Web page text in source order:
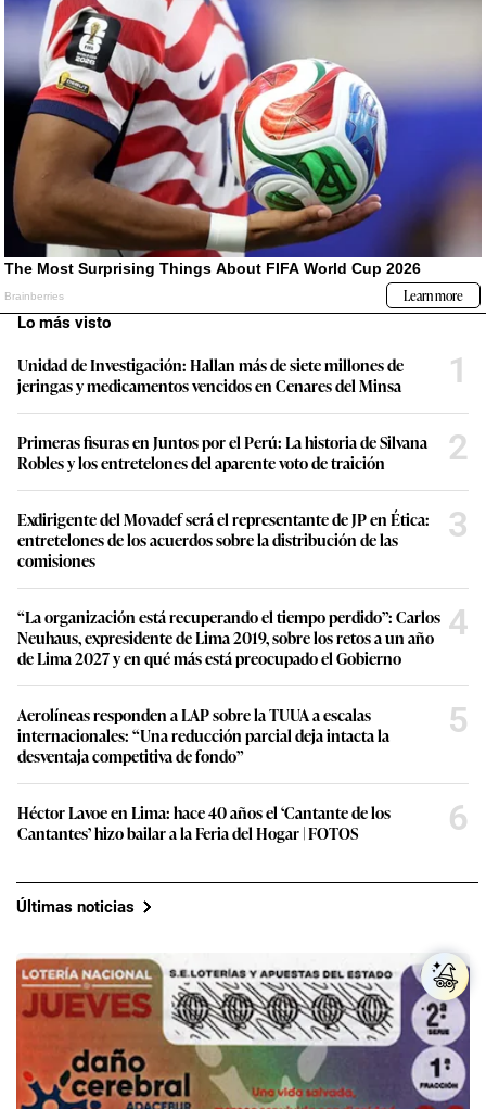
Lo más visto
Unidad de Investigación: Hallan más de siete millones de
jeringas y medicamentos vencidos en Cenares del Minsa
1
Primeras fisuras en Juntos por el Perú: La historia de Silvana
Robles y los entretelones del aparente voto de traición
2
Exdirigente del Movadef será el representante de JP en Ética:
entretelones de los acuerdos sobre la distribución de las
comisiones
3
“La organización está recuperando el tiempo perdido”: Carlos
Neuhaus, expresidente de Lima 2019, sobre los retos a un año
de Lima 2027 y en qué más está preocupado el Gobierno
4
Aerolíneas responden a LAP sobre la TUUA a escalas
internacionales: “Una reducción parcial deja intacta la
desventaja competitiva de fondo”
5
Héctor Lavoe en Lima: hace 40 años el ‘Cantante de los
Cantantes’ hizo bailar a la Feria del Hogar | FOTOS
6
Últimas noticias